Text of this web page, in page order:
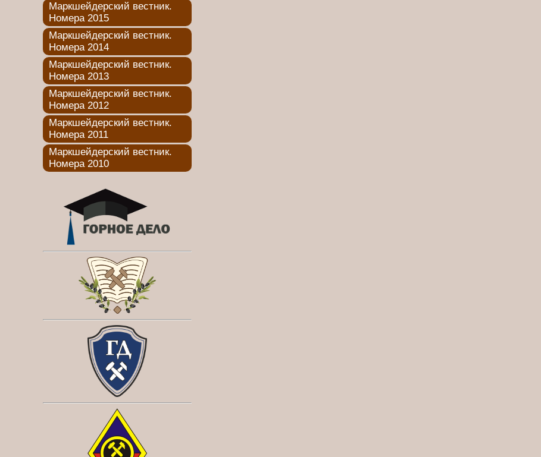
Маркшейдерский вестник.
Номера 2015
Маркшейдерский вестник.
Номера 2014
Маркшейдерский вестник.
Номера 2013
Маркшейдерский вестник.
Номера 2012
Маркшейдерский вестник.
Номера 2011
Маркшейдерский вестник.
Номера 2010